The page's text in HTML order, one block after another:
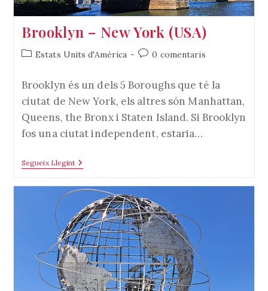
Brooklyn – New York (USA)
Categoria
l'entrada:
Estats Units d'Amèrica
Comentaris
l'entrada:
0 comentaris
Brooklyn és un dels 5 Boroughs que té la
ciutat de New York, els altres són Manhattan,
Queens, the Bronx i Staten Island. Si Brooklyn
fos una ciutat independent, estaria…
Segueix LlegintBrooklyn
–
York
(USA)